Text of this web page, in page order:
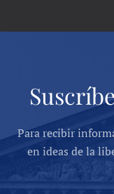
Para recibir
en ideas de la